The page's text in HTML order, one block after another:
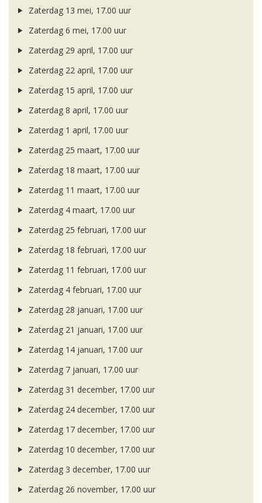
Zaterdag 13 mei, 17.00 uur
Zaterdag 6 mei, 17.00 uur
Zaterdag 29 april, 17.00 uur
Zaterdag 22 april, 17.00 uur
Zaterdag 15 april, 17.00 uur
Zaterdag 8 april, 17.00 uur
Zaterdag 1 april, 17.00 uur
Zaterdag 25 maart, 17.00 uur
Zaterdag 18 maart, 17.00 uur
Zaterdag 11 maart, 17.00 uur
Zaterdag 4 maart, 17.00 uur
Zaterdag 25 februari, 17.00 uur
Zaterdag 18 februari, 17.00 uur
Zaterdag 11 februari, 17.00 uur
Zaterdag 4 februari, 17.00 uur
Zaterdag 28 januari, 17.00 uur
Zaterdag 21 januari, 17.00 uur
Zaterdag 14 januari, 17.00 uur
Zaterdag 7 januari, 17.00 uur
Zaterdag 31 december, 17.00 uur
Zaterdag 24 december, 17.00 uur
Zaterdag 17 december, 17.00 uur
Zaterdag 10 december, 17.00 uur
Zaterdag 3 december, 17.00 uur
Zaterdag 26 november, 17.00 uur